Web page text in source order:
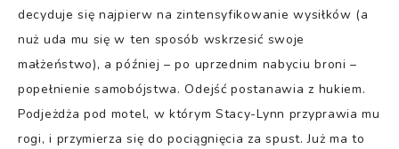
decyduje się najpierw na zintensyfikowanie wysiłków (a
nuż uda mu się w ten sposób wskrzesić swoje
małżeństwo), a później – po uprzednim nabyciu broni –
popełnienie samobójstwa. Odejść postanawia z hukiem.
Podjeżdża pod motel, w którym Stacy-Lynn przyprawia mu
rogi, i przymierza się do pociągnięcia za spust. Już ma to